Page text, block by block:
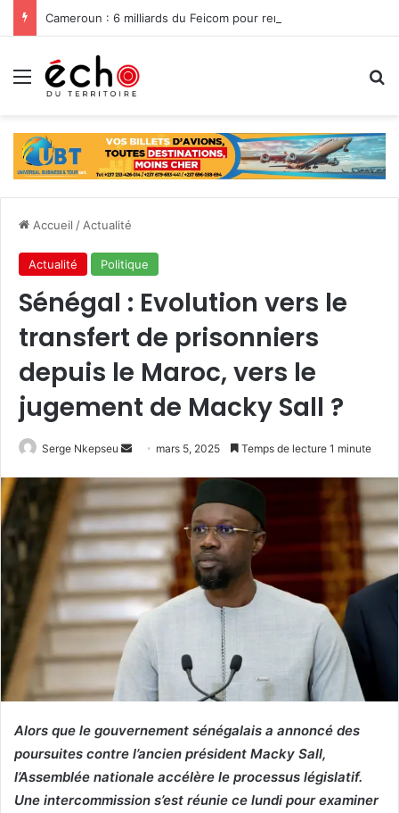
Menu
Accueil / Actualité
Actualité Politique
Sénégal : Evolution vers le
transfert de prisonniers
depuis le Maroc, vers le
jugement de Macky Sall ?
Serge Nkepseu
v
o
y
e
r
u
n
r
r
i
mars 5, 2025 Temps de lecture 1 minute
Alors que le gouvernement sénégalais a annoncé des
poursuites contre l’ancien président Macky Sall,
l’Assemblée nationale accélère le processus législatif.
Une intercommission s’est réunie ce lundi pour examiner